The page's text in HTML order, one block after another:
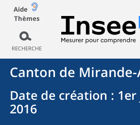
Aide
Thèmes
RECHERCHE
Canton de
Date de création :
2016